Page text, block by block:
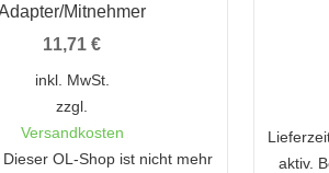
Mitnehmer
11,71€
inkl. MwSt.
zzgl.
Versandkosten
OL-Shop ist nicht mehr
aktiv.